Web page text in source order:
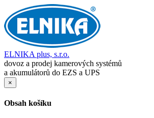
ELNIKA plus, s.r.o.
dovoz a prodej kamerových systémů
a akumulátorů do EZS a UPS
×
Obsah košíku